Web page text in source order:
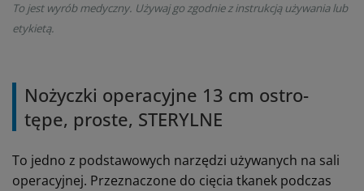
To jest wyrób medyczny. Używaj go zgodnie z instrukcją używania lub
etykietą.
Nożyczki operacyjne 13 cm ostro-
tępe, proste, STERYLNE
To jedno z podstawowych narzędzi używanych na sali
operacyjnej. Przeznaczone do cięcia tkanek podczas